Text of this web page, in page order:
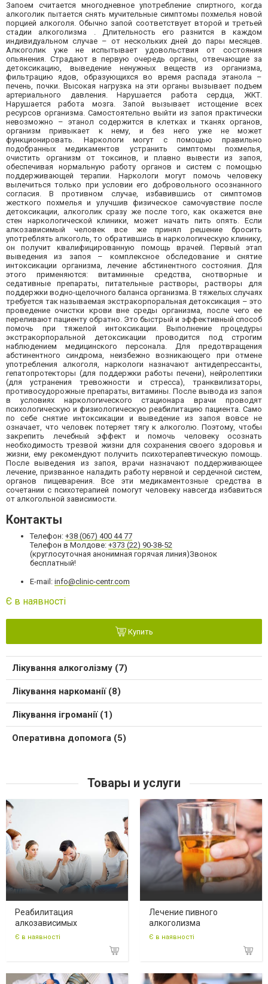
Запоем считается многодневное употребление спиртного, когда
алкоголик пытается снять мучительные симптомы похмелья новой
порцией алкоголя. Обычно запой соответствует второй и третьей
стадии алкоголизма . Длительность его разнится в каждом
индивидуальном случае – от нескольких дней до пары месяцев.
Алкоголик уже не испытывает удовольствия от состояния
опьянения. Страдают в первую очередь органы, отвечающие за
детоксикацию, выведение ненужных веществ из организма,
фильтрацию ядов, образующихся во время распада этанола –
печень, почки. Высокая нагрузка на эти органы вызывает подъем
артериального давления. Нарушается работа сердца, ЖКТ.
Нарушается работа мозга. Запой вызывает истощение всех
ресурсов организма. Самостоятельно выйти из запоя практически
невозможно – этанол содержится в клетках и тканях органов,
организм привыкает к нему, и без него уже не может
функционировать. Наркологи могут с помощью правильно
подобранных медикаментов устранить симптомы похмелья,
очистить организм от токсинов, и плавно вывести из запоя,
обеспечивая нормальную работу органов и систем с помощью
поддерживающей терапии. Наркологи могут помочь человеку
вылечиться только при условии его добровольного осознанного
согласия. В противном случае, избавившись от симптомов
жесткого похмелья и улучшив физическое самочувствие после
детоксикации, алкоголик сразу же после того, как окажется вне
стен наркологической клиники, может начать пить опять. Если
алкозависимый человек все же принял решение бросить
употреблять алкоголь, то обратившись в наркологическую клинику,
он получит квалифицированную помощь врачей. Первый этап
выведения из запоя – комплексное обследование и снятие
интоксикации организма, лечение абстинентного состояния. Для
этого применяются: витаминные средства, снотворные и
седативные препараты, питательные растворы, растворы для
поддержки водно-щелочного баланса организма. В тяжелых случаях
требуется так называемая экстракорпоральная детоксикация – это
проведение очистки крови вне среды организма, после чего ее
переливают пациенту обратно. Это быстрый и эффективный способ
помочь при тяжелой интоксикации. Выполнение процедуры
экстракорпоральной детоксикации проводится под строгим
наблюдением медицинского персонала. Для предотвращения
абстинентного синдрома, неизбежно возникающего при отмене
употребления алкоголя, наркологи назначают антидепрессанты,
гепатопротекторы (для поддержки работы печени), нейролептики
(для устранения тревожности и стресса), транквилизаторы,
противосудорожные препараты, витамины. После вывода из запоя
в условиях наркологического стационара врачи проводят
психологическую и физиологическую реабилитацию пациента. Само
по себе снятие интоксикации и выведение из запоя вовсе не
означает, что человек потеряет тягу к алкоголю. Поэтому, чтобы
закрепить лечебный эффект и помочь человеку осознать
необходимость трезвой жизни для сохранения своего здоровья и
жизни, ему рекомендуют получить психотерапевтическую помощь.
После выведения из запоя, врачи назначают поддерживающее
лечение, призванное наладить работу нервной и сердечной систем,
органов пищеварения. Все эти медикаментозные средства в
сочетании с психотерапией помогут человеку навсегда избавиться
от алкогольной зависимости.
Контакты
Телефон: +38 (067) 400 44 77
Телефон в Молдове: +373 (22) 90-38-52
(круглосуточная анонимная горячая линия)Звонок
бесплатный!
E-mail: info@clinic-centr.com
Є в наявності
Купить
Лікування алкоголізму (7)
Лікування наркоманії (8)
Лікування ігроманії (1)
Оперативна допомога (5)
Товары и услуги
Реабилитация
алкозависимых
Є в наявності
Лечение пивного
алкоголизма
Є в наявності